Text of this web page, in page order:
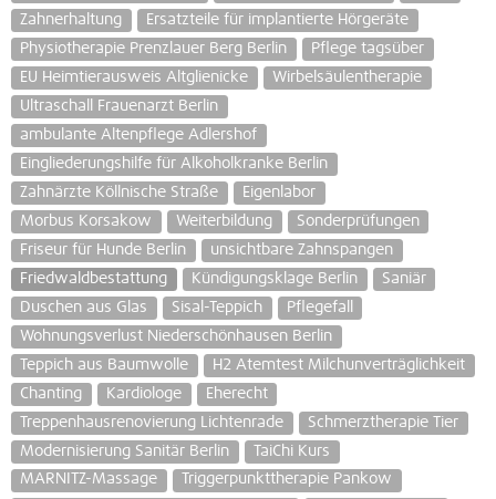
Zahnerhaltung
Ersatzteile für implantierte Hörgeräte
Physiotherapie Prenzlauer Berg Berlin
Pflege tagsüber
EU Heimtierausweis Altglienicke
Wirbelsäulentherapie
Ultraschall Frauenarzt Berlin
ambulante Altenpflege Adlershof
Eingliederungshilfe für Alkoholkranke Berlin
Zahnärzte Köllnische Straße
Eigenlabor
Morbus Korsakow
Weiterbildung
Sonderprüfungen
Friseur für Hunde Berlin
unsichtbare Zahnspangen
Friedwaldbestattung
Kündigungsklage Berlin
Saniär
Duschen aus Glas
Sisal-Teppich
Pflegefall
Wohnungsverlust Niederschönhausen Berlin
Teppich aus Baumwolle
H2 Atemtest Milchunverträglichkeit
Chanting
Kardiologe
Eherecht
Treppenhausrenovierung Lichtenrade
Schmerztherapie Tier
Modernisierung Sanitär Berlin
TaiChi Kurs
MARNITZ-Massage
Triggerpunkttherapie Pankow